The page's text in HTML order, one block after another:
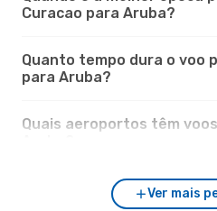
Curacao para Aruba?
Quanto tempo dura o voo
para Aruba?
Quais aeroportos têm
Ver mais